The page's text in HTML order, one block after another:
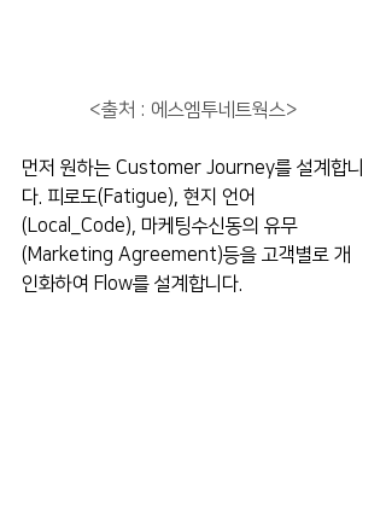
<출처 : 에스엠투네트웍스>
먼저 원하는 Customer Journey를 설계합니
다. 피로도(Fatigue), 현지 언어
(Local_Code), 마케팅수신동의 유무
(Marketing Agreement)등을 고객별로 개
인화하여 Flow를 설계합니다.